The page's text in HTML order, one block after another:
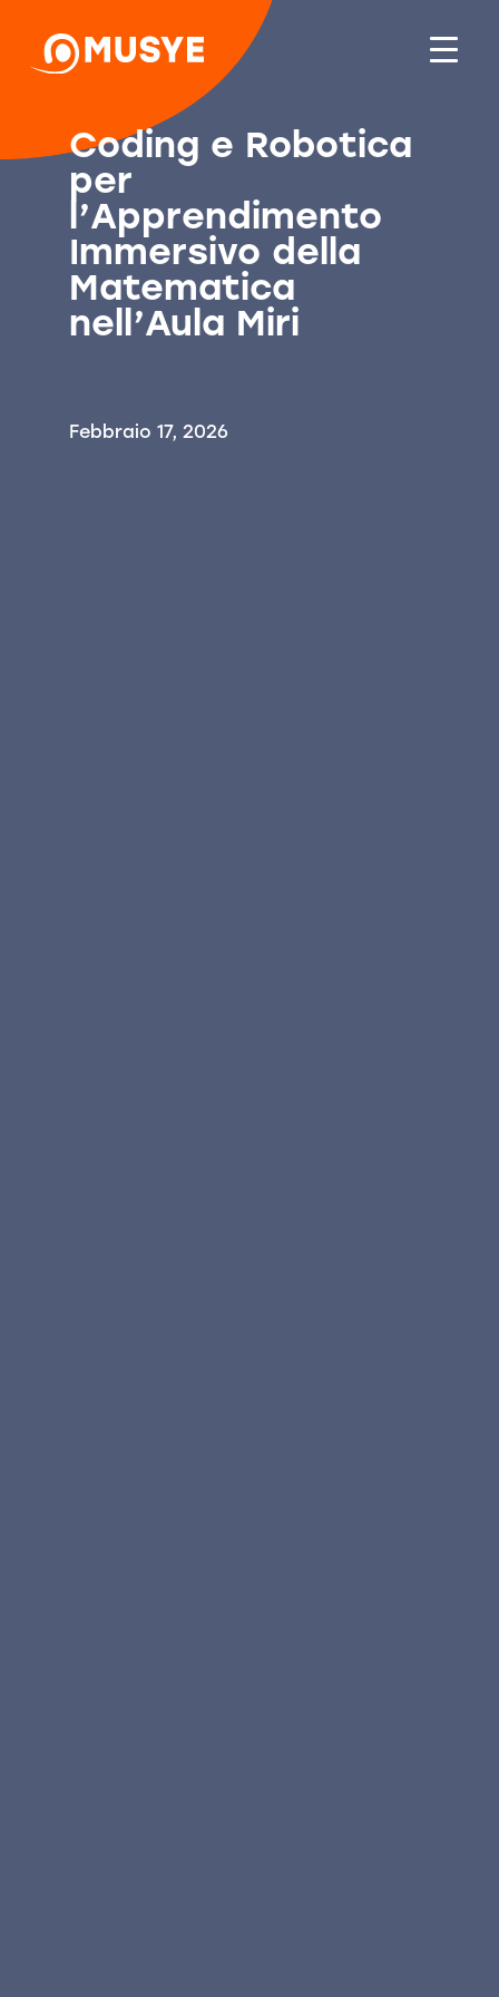
Coding e Robotica
per
l’Apprendimento
Immersivo della
Matematica
nell’Aula Miri
Febbraio 17, 2026